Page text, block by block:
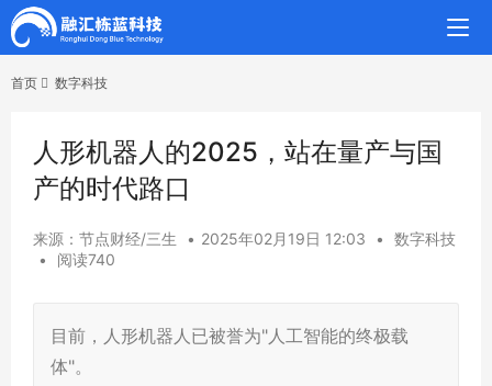
首页 数字科技
人形机器人的2025，站在量产与国
产的时代路口
来源：节点财经/三生 • 2025年02月19日 12:03 •
数字科技
•
阅读740
目前，人形机器人已被誉为"人工智能的终极载
体"。